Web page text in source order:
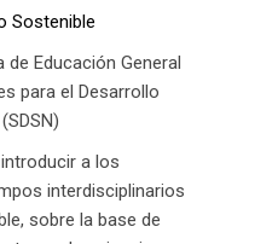
Sostenible
de Educación General
para el Desarrollo
a los
interdisciplinarios
sobre la base de